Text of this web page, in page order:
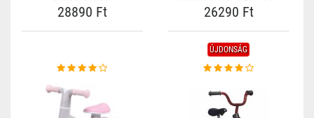
28890 Ft 26290 Ft
ÚJDONSÁG